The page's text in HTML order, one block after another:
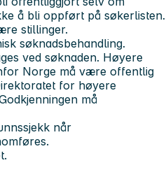
å bli oppført på søkerlisten.
stillinger.
søknadsbehandling.
ved søknaden. Høyere
Norge må være offentlig
for høyere
må
når